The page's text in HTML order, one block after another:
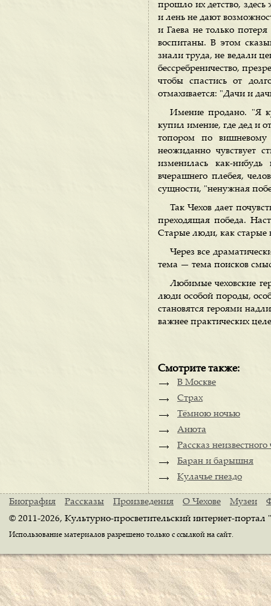
прошло их детство,
и лень не дают
и Гаева не только
воспитаны. В этом
знали труда, не ведали
бессребреничество,
чтобы спастись от
отмахивается: "Дачи и
Имение продано. "Я
купил имение, где дед и
топором по вишневому
неожиданно чувствует
изменилась как-
вчерашнего плебея,
сущности, "ненужная
Так Чехов дает
преходящая победа.
Старые люди, как старые
Через все
тема — тема поисков
Любимые чеховские
люди особой породы,
становятся героями
важнее практических
Смотрите также:
В Москве
Страх
Тёмною ночью
Анюта
Рассказ неизвестного
Баран и барышня
Кулачье гнездо
Биография Рассказы Произведения О Чехове Музеи
© 2011-2026, Культурно-просветительский интернет-
Использование материалов разрешено только с ссылкой на сайт.